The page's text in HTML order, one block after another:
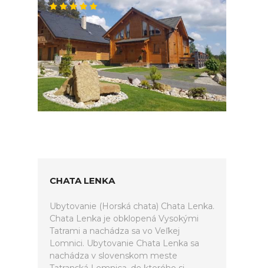
CHATA LENKA
Ubytovanie (Horská chata) Chata Lenka.
Chata Lenka je obklopená Vysokými
Tatrami a nachádza sa vo Veľkej
Lomnici. Ubytovanie Chata Lenka sa
nachádza v slovenskom meste